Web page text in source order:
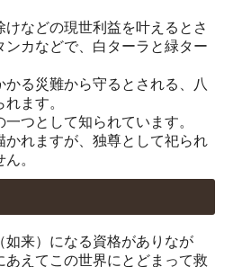
などの現世利益を叶えるとさ
ンカなどで、白ターラと緑ター
る災難から守るとされる、八
ます。
つとして知られています。
かれますが、独尊として祀られ
。
如来）になる資格がありなが
あえてこの世界にとどまって救